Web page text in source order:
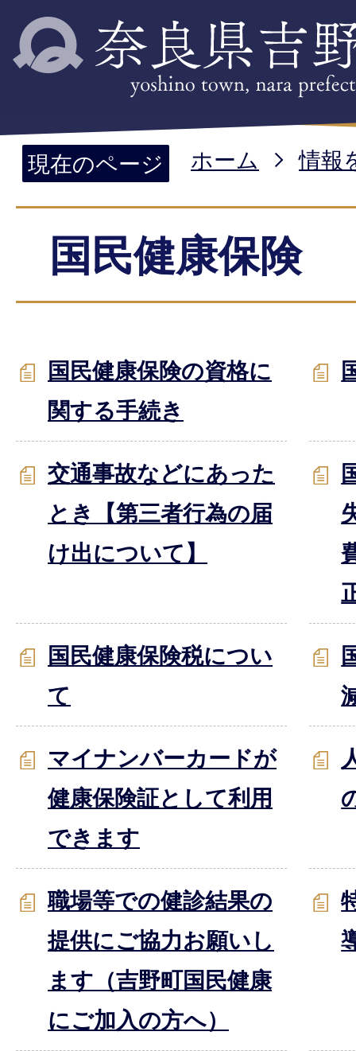
現在のページ ホーム 情報
国民健康保険
国民健康保険の資格に
関する手続き
交通事故などにあった
とき【第三者行為の届
け出について】
国民健康保険税につい
て
マイナンバーカードが
健康保険証として利用
できます
職場等での健診結果の
提供にご協力お願いし
ます（吉野町国民健康
にご加入の方へ）